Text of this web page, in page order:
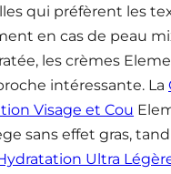
qui préfèrent les
en cas de peau
les crèmes
intéressante. La
Visage et Cou
sans effet gras,
Ultra